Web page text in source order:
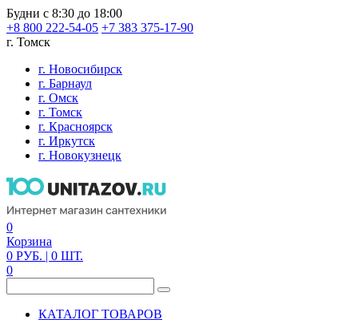
Будни с 8:30 до 18:00
+8 800 222-54-05 +7 383 375-17-90
г. Томск
г. Новосибирск
г. Барнаул
г. Омск
г. Томск
г. Красноярск
г. Иркутск
г. Новокузнецк
0
Корзина
0 РУБ. | 0 ШТ.
0
КАТАЛОГ ТОВАРОВ